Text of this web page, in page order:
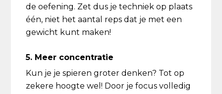
de oefening. Zet dus je techniek op plaats
één, niet het aantal reps dat je met een
gewicht kunt maken!
5. Meer concentratie
Kun je je spieren groter denken? Tot op
zekere hoogte wel! Door je focus volledig